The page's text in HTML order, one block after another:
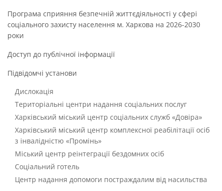
Програма сприяння безпечній життєдіяльності у сфері
соціального захисту населення м. Харкова на 2026-2030
роки
Доступ до публічної інформації
Підвідомчі установи
Дислокація
Територіальні центри надання соціальних послуг
Харківський міський центр соціальних служб «Довіра»
Харківський міський центр комплексної реабілітації осіб
з інвалідністю «Промінь»
Міський центр реінтеграції бездомних осіб
Соціальний готель
Центр надання допомоги постраждалим від насильства